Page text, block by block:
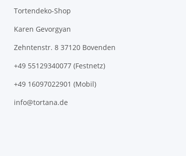
Tortendeko-Shop
Karen Gevorgyan
Zehntenstr. 8 37120 Bovenden
+49 55129340077 (Festnetz)
+49 16097022901 (Mobil)
info@tortana.de